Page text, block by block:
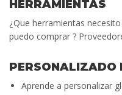
HERRAMIENTAS
¿Que herramientas
puedo comprar ?
PERSONALIZADO
Aprende a personalizar